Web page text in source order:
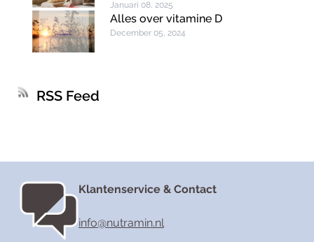
Januari 08, 2025
Alles over vitamine D
December 05, 2024
RSS Feed
Klantenservice & Contact
info@nutramin.nl